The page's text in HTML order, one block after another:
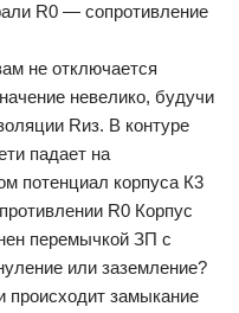
R0 — сопротивление
не отключается
невелико, будучи
Rиз. В контуре
падает на
потенциал корпуса К3
R0 Корпус
перемычкой ЗП с
или заземление?
происходит замыкание